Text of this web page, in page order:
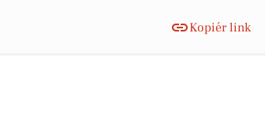
Kopiér link